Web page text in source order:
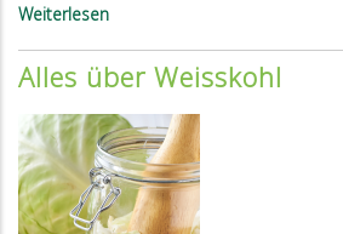
Weiterlesen
savoir
sur
choucrute
Alles über Weisskohl